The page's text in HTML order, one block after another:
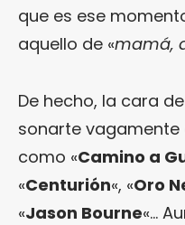
que es ese
aquello de «mamá,
De hecho, la cara
sonarte vagamente
como «Camino a
«Centurión«, «Oro
«Jason Bourne«…